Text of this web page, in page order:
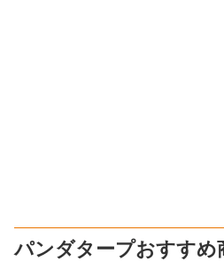
パンダタープおすすめ